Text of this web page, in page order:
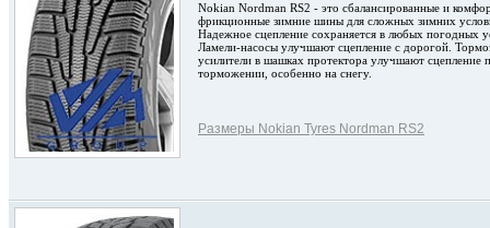
Nokian Nordman RS2 - это сбалансированные и
фрикционные зимние шины для сложных зимних
Надежное сцепление сохраняется в любых погодных
Ламели-насосы улучшают сцепление с дорогой.
усилители в шашках протектора улучшают сцепление
торможении, особенно на снегу.
Размеры Nokian Tyres Nordman RS2